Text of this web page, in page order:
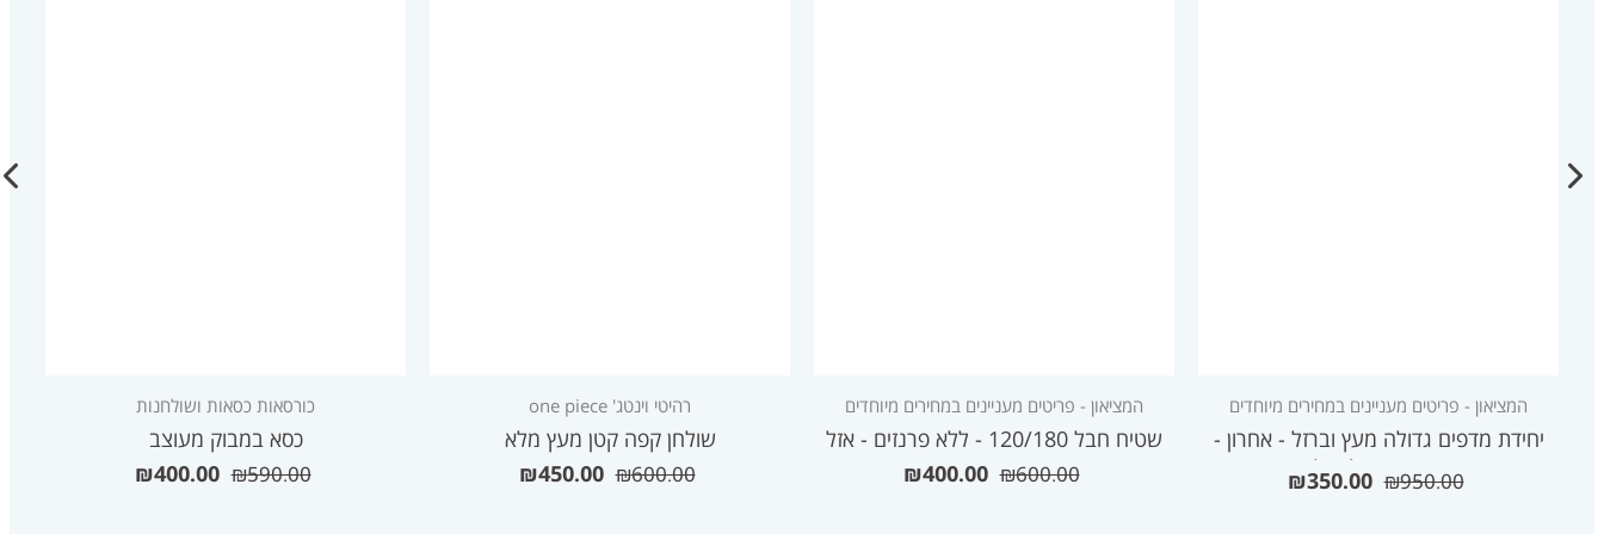
המציאון - פריטים מעניינים במחירים מיוחדים
יחידת מדפים גדולה מעץ וברזל - אחרון -
מחיר חיסול-אזל
₪950.00
₪350.00
המציאון - פריטים מעניינים במחירים מיוחדים
שטיח חבל 120/180 - ללא פרנזים - אזל
₪600.00
₪400.00
רהיטי וינטג' one piece
שולחן קפה קטן מעץ מלא
₪600.00
₪450.00
כורסאות כסאות ושולחנות
כסא במבוק מעוצב
₪590.00
₪400.00